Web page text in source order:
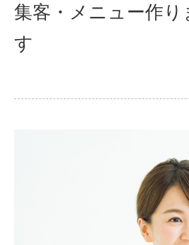
集客・メニュー作
す